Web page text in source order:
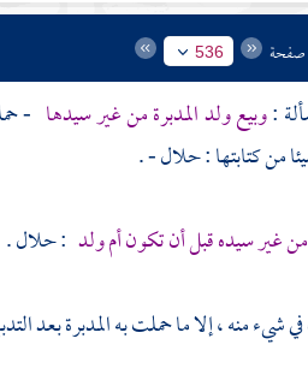
صفحة 536
:وبيع ولد المدبرة من غير سيدها -
من كتابتها : حلال - .
غير سيده قبل أن تكون أم ولد : حلال .
منه ، إلا ما حملت به المدبرة بعد